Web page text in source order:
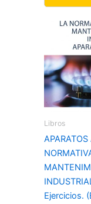
Libros
Ejercicios.